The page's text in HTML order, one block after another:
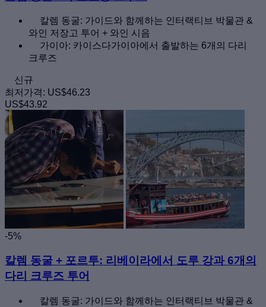
칼렘 동굴: 가이드와 함께하는 인터랙티브 박물관 &
와인 저장고 투어 + 와인 시음
가이아: 카이스다가이아에서 출발하는 6개의 다리
크루즈
신규
최저가격: US$46.23
US$43.92
-5%
칼렘 동굴 + 포르투: 리베이라에서 도루 강과 6개의
다리 크루즈 투어
칼렘 동굴: 가이드와 함께하는 인터랙티브 박물관 &